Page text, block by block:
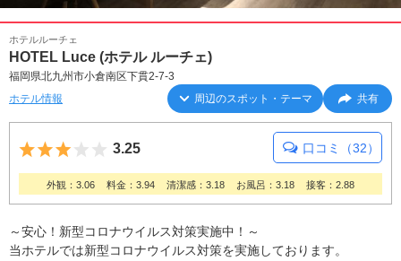
ホテルルーチェ
HOTEL Luce (ホテル ルーチェ)
福岡県北九州市小倉南区下貫2-7-3
ホテル情報
周辺のスポット・テーマ 共有
5つ星のうち3
3.25 口コミ（32）
外観：3.06 料金：3.94 清潔感：3.18 お風呂：3.18 接客：2.88
～安心！新型コロナウイルス対策実施中！～
当ホテルでは新型コロナウイルス対策を実施しております。